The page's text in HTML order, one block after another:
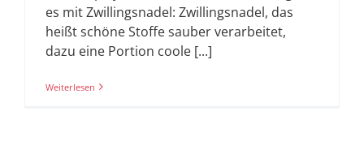
es mit Zwillingsnadel: Zwillingsnadel, das
heißt schöne Stoffe sauber verarbeitet,
dazu eine Portion coole [...]
Weiterlesen